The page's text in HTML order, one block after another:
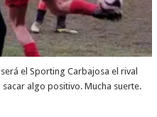
el Sporting Carbajosa el rival
algo positivo. Mucha suerte.